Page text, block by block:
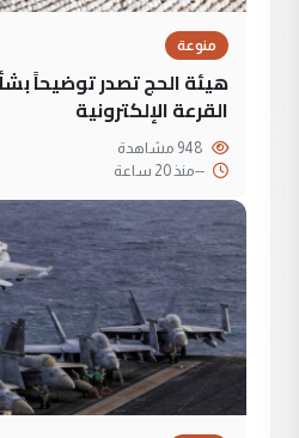
منوعة
هيئة الحج تصدر توضيحاً
القرعة الإلكترونية
--منذ 20 ساعة